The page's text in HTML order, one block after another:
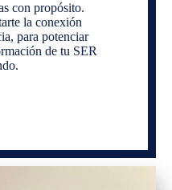
con propósito.
la conexión
para potenciar
de tu SER